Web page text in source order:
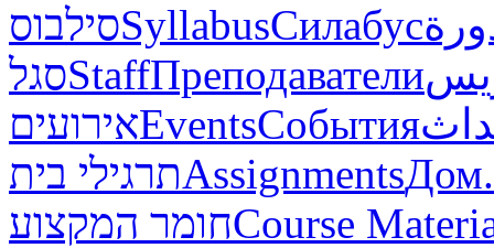
סילבוסSyllabusСилабус
סגלStaffПреподаватели
אירועיםEventsСобытия
תרגילי ביתAssignmentsДом.
חומר המקצועCourse